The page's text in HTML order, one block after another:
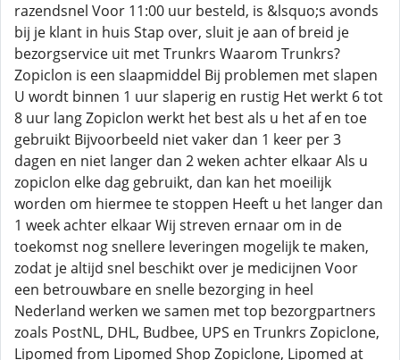
razendsnel Voor 11:00 uur besteld, is &lsquo;s avonds
bij je klant in huis Stap over, sluit je aan of breid je
bezorgservice uit met Trunkrs Waarom Trunkrs?
Zopiclon is een slaapmiddel Bij problemen met slapen
U wordt binnen 1 uur slaperig en rustig Het werkt 6 tot
8 uur lang Zopiclon werkt het best als u het af en toe
gebruikt Bijvoorbeeld niet vaker dan 1 keer per 3
dagen en niet langer dan 2 weken achter elkaar Als u
zopiclon elke dag gebruikt, dan kan het moeilijk
worden om hiermee te stoppen Heeft u het langer dan
1 week achter elkaar Wij streven ernaar om in de
toekomst nog snellere leveringen mogelijk te maken,
zodat je altijd snel beschikt over je medicijnen Voor
een betrouwbare en snelle bezorging in heel
Nederland werken we samen met top bezorgpartners
zoals PostNL, DHL, Budbee, UPS en Trunkrs Zopiclone,
Lipomed from Lipomed Shop Zopiclone, Lipomed at